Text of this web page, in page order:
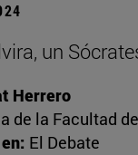
un
Herrero
de la Facultad
El Debate